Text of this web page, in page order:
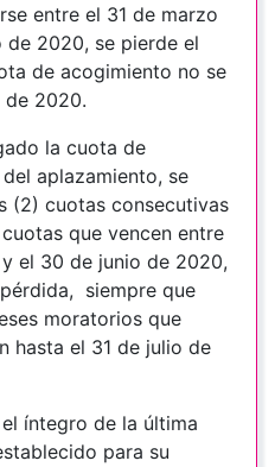
entre el 31 de marzo
2020, se pierde el
de acogimiento no se
de 2020.
la cuota de
aplazamiento, se
(2) cuotas consecutivas
que vencen entre
el 30 de junio de 2020,
siempre que
moratorios que
hasta el 31 de julio de
íntegro de la última
para su